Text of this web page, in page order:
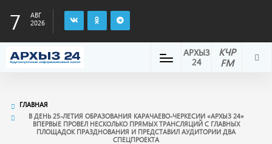
7
АВГ
2026
КЧР
FM
АРХЫЗ
24
ГЛАВНАЯ
В ДЕНЬ 25-ЛЕТИЯ ОБРАЗОВАНИЯ КАРАЧАЕВО-ЧЕРКЕСИИ «АРХЫЗ 24»
ВПЕРВЫЕ ПРОВЕЛ НЕСКОЛЬКО ПРЯМЫХ ТРАНСЛЯЦИЙ С ГЛАВНЫХ
ПЛОЩАДОК ПРАЗДНОВАНИЯ И ПРЕДСТАВИЛ АУДИТОРИИ ДВА
СПЕЦПРОЕКТА